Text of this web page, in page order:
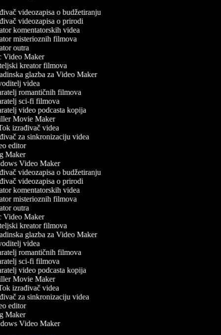
videozapisa o budžetiranju
videozapisa o prirodi
komentatorskih videa
misterioznih filmova
outra
Maker
kreator filmova
glazba za Video Maker
videa
romantičnih filmova
sci-fi filmova
video podcasta kopija
Movie Maker
izrađivač videa
za sinkronizaciju videa
editor
Maker
Video Maker
videozapisa o budžetiranju
videozapisa o prirodi
komentatorskih videa
misterioznih filmova
outra
Maker
kreator filmova
glazba za Video Maker
videa
romantičnih filmova
sci-fi filmova
video podcasta kopija
Movie Maker
izrađivač videa
za sinkronizaciju videa
editor
Maker
Video Maker